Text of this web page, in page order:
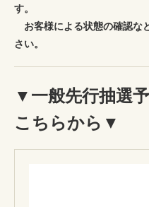
す。
お客様による状態の確認な
さい。
▼一般先行抽選
こちらから▼